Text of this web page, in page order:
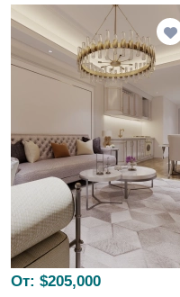
От: $205,000